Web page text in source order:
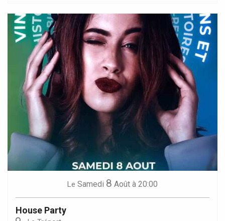
Le Samedi 8 Août à 20:00
House Party